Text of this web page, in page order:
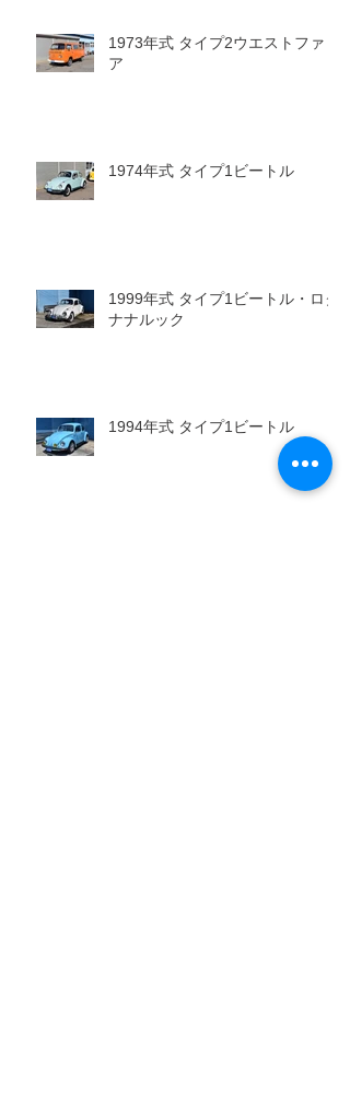
1973年式 タイプ2ウエストファリ
ア
1974年式 タイプ1ビートル
1999年式 タイプ1ビートル・ロク
ナナルック
1994年式 タイプ1ビートル